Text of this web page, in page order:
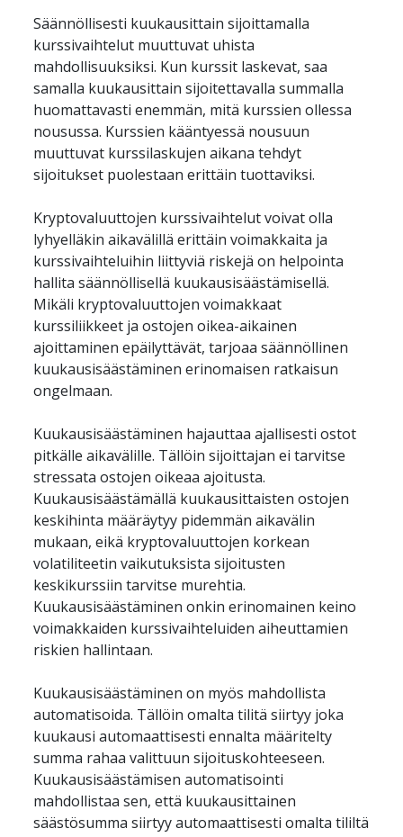
Säännöllisesti kuukausittain sijoittamalla
kurssivaihtelut muuttuvat uhista
mahdollisuuksiksi. Kun kurssit laskevat, saa
samalla kuukausittain sijoitettavalla summalla
huomattavasti enemmän, mitä kurssien ollessa
nousussa. Kurssien kääntyessä nousuun
muuttuvat kurssilaskujen aikana tehdyt
Kryptovaluuttojen kurssivaihtelut voivat olla
lyhyelläkin aikavälillä erittäin voimakkaita ja
kurssivaihteluihin liittyviä riskejä on helpointa
hallita säännöllisellä kuukausisäästämisellä.
Mikäli kryptovaluuttojen voimakkaat
kurssiliikkeet ja ostojen oikea-aikainen
ajoittaminen epäilyttävät, tarjoaa säännöllinen
kuukausisäästäminen erinomaisen ratkaisun
Kuukausisäästäminen hajauttaa ajallisesti ostot
pitkälle aikavälille. Tällöin sijoittajan ei tarvitse
stressata ostojen oikeaa ajoitusta.
Kuukausisäästämällä kuukausittaisten ostojen
keskihinta määräytyy pidemmän aikavälin
mukaan, eikä kryptovaluuttojen korkean
volatiliteetin vaikutuksista sijoitusten
keskikurssiin tarvitse murehtia.
Kuukausisäästäminen onkin erinomainen keino
voimakkaiden kurssivaihteluiden aiheuttamien
Kuukausisäästäminen on myös mahdollista
automatisoida. Tällöin omalta tilitä siirtyy joka
kuukausi automaattisesti ennalta määritelty
summa rahaa valittuun sijoituskohteeseen.
Kuukausisäästämisen automatisointi
mahdollistaa sen, että kuukausittainen
säästösumma siirtyy automaattisesti omalta tililtä